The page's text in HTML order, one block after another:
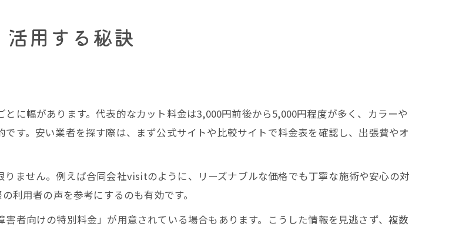
用する秘訣
に幅があります。代表的なカット料金は3,000円前後から5,000円程度が多く、カラーや
す。安い業者を探す際は、まず公式サイトや比較サイトで料金表を確認し、出張費やオ
ません。例えば合同会社visitのように、リーズナブルな価格でも丁寧な施術や安心の対
利用者の声を参考にするのも有効です。
者向けの特別料金」が用意されている場合もあります。こうした情報を見逃さず、複数